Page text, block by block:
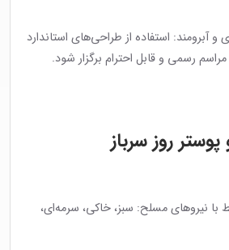
آبرومند: استفاده از طراحی‌های استاندارد
رسمی و قابل احترام برگزار شود.
روز سرباز
با نیروهای مسلح: سبز، خاکی، سرمه‌ای،